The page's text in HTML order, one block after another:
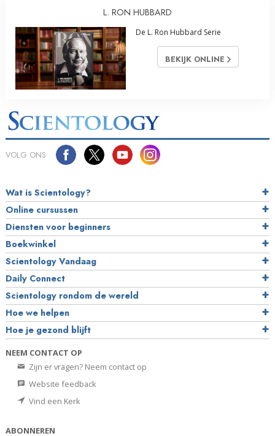
L. RON HUBBARD
De L. Ron Hubbard Serie
BEKIJK ONLINE
VOLG ONS
Wat is Scientology?
Online cursussen
Diensten voor beginners
Boekwinkel
Scientology Vandaag
Daily Connect
Scientology rondom de wereld
Hoe we helpen
Hoe je gezond blijft
NEEM CONTACT OP
Zijn er vragen? Neem contact op
Website feedback
Vind een Kerk
ABONNEREN